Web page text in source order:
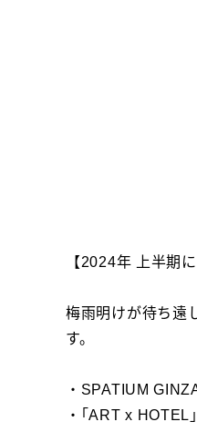
【2024年 上半期
梅雨明けが待ち遠
す。
・SPATIUM
・｢ART x HOTEL